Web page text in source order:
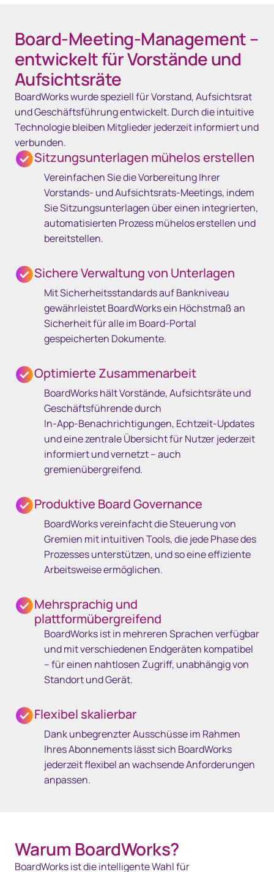
Board-Meeting-Management –
entwickelt für Vorstände und
Aufsichtsräte
BoardWorks wurde speziell für Vorstand, Aufsichtsrat
und Geschäftsführung entwickelt. Durch die intuitive
Technologie bleiben Mitglieder jederzeit informiert und
verbunden.
Sitzungsunterlagen mühelos erstellen
Vereinfachen Sie die Vorbereitung Ihrer
Vorstands- und Aufsichtsrats-Meetings, indem
Sie Sitzungsunterlagen über einen integrierten,
automatisierten Prozess mühelos erstellen und
bereitstellen.
Sichere Verwaltung von Unterlagen
Mit Sicherheitsstandards auf Bankniveau
gewährleistet BoardWorks ein Höchstmaß an
Sicherheit für alle im Board-Portal
gespeicherten Dokumente.
Optimierte Zusammenarbeit
BoardWorks hält Vorstände, Aufsichtsräte und
Geschäftsführende durch
In‑App‑Benachrichtigungen, Echtzeit‑Updates
und eine zentrale Übersicht für Nutzer jederzeit
informiert und vernetzt – auch
gremienübergreifend.
Produktive Board Governance
BoardWorks vereinfacht die Steuerung von
Gremien mit intuitiven Tools, die jede Phase des
Prozesses unterstützen, und so eine effiziente
Arbeitsweise ermöglichen.
Mehrsprachig und
plattformübergreifend
BoardWorks ist in mehreren Sprachen verfügbar
und mit verschiedenen Endgeräten kompatibel
– für einen nahtlosen Zugriff, unabhängig von
Standort und Gerät.
Flexibel skalierbar
Dank unbegrenzter Ausschüsse im Rahmen
Ihres Abonnements lässt sich BoardWorks
jederzeit flexibel an wachsende Anforderungen
anpassen.
Warum BoardWorks?
BoardWorks ist die intelligente Wahl für